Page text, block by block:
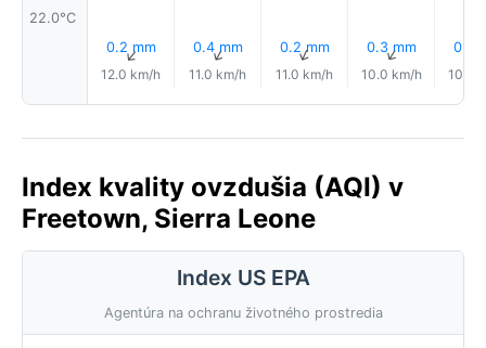
22.0°C
0.2 mm
↑
12.0 km/h
0.4 mm
↑
11.0 km/h
0.2 mm
↑
11.0 km/h
0.3 mm
↑
10.0 km/h
0.2
10.0
Index kvality ovzdušia (AQI) v
Freetown, Sierra Leone
Index US EPA
Agentúra na ochranu životného prostredia